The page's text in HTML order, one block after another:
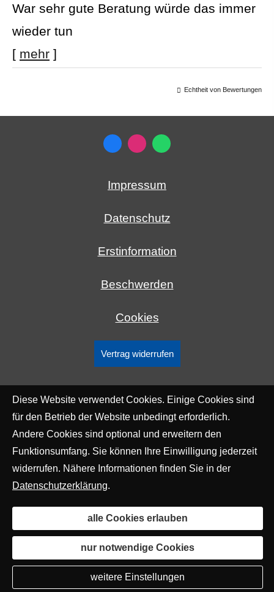
War sehr gute Beratung würde das immer
wieder tun
[ mehr ]
Echtheit von Bewertungen
Impressum
Datenschutz
Erstinformation
Beschwerden
Cookies
Vertrag widerrufen
Diese Website verwendet Cookies. Einige Cookies sind
für den Betrieb der Website unbedingt erforderlich.
Andere Cookies sind optional und erweitern den
Funktionsumfang. Sie können Ihre Einwilligung jederzeit
widerrufen. Nähere Informationen finden Sie in der
Datenschutzerklärung.
alle Cookies erlauben
nur notwendige Cookies
weitere Einstellungen